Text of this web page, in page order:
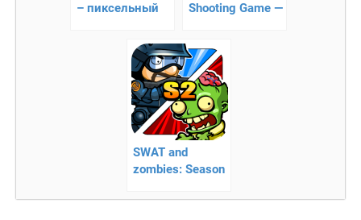
– пиксельный
Shooting Game —
платформер
SWAT and
zombies: Season
борьба с зомби